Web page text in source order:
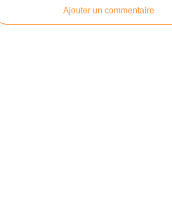
Ajouter un commentaire